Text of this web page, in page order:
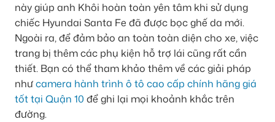
này giúp anh Khôi hoàn toàn yên tâm khi sử dụng
chiếc Hyundai Santa Fe đã được bọc ghế da mới.
Ngoài ra, để đảm bảo an toàn toàn diện cho xe, việc
trang bị thêm các phụ kiện hỗ trợ lái cũng rất cần
thiết. Bạn có thể tham khảo thêm về các giải pháp
nhưcamera hành trình ô tô cao cấp chính hãng giá
tốt tại Quận 10 để ghi lại mọi khoảnh khắc trên
đường.